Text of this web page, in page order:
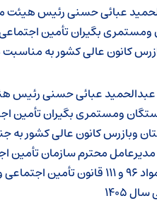
عبائی حسنی رئیس هیئت
ومستمری بگیران تأمین
کانون عالی کشور به
عبائی حسنی رئیس
ومستمری بگیران تأمین
وبازرس کانون عالی کشور به
مدیرعامل محترم سازمان تأمین
جهت اجرای مواد ۹۶ و ۱۱۱ قانون تأمین
۱۴۰۵